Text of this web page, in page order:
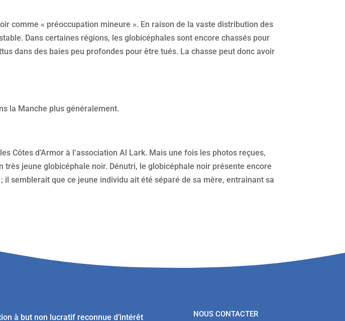
comme « préoccupation mineure ». En raison de la vaste distribution des
Dans certaines régions, les globicéphales sont encore chassés pour
dans des baies peu profondes pour être tués. La chasse peut donc avoir
la Manche plus généralement.
Côtes d’Armor à l‘association Al Lark. Mais une fois les photos reçues,
très jeune globicéphale noir. Dénutri, le globicéphale noir présente encore
semblerait que ce jeune individu ait été séparé de sa mère, entrainant sa
à but non lucratif reconnue d’intérêt NOUS CONTACTER